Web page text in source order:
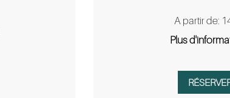
A partir de:
Plus